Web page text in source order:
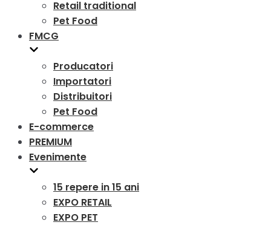
Retail traditional
Pet Food
FMCG
Producatori
Importatori
Distribuitori
Pet Food
E-commerce
PREMIUM
Evenimente
15 repere in 15 ani
EXPO RETAIL
EXPO PET